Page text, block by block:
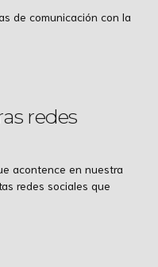
de comunicación con la
redes
acontence en nuestra
redes sociales que